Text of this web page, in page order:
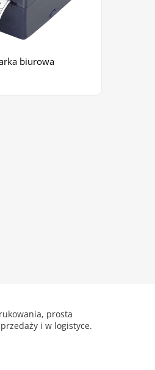
biurowa
prosta
i w logistyce.